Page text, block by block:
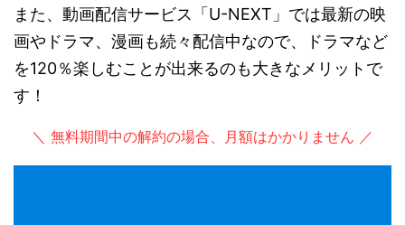
また、動画配信サービス「U-NEXT」では最新の映
画やドラマ、漫画も続々配信中なので、ドラマなど
を120％楽しむことが出来るのも大きなメリットで
す！
＼ 無料期間中の解約の場合、月額はかかりません ／